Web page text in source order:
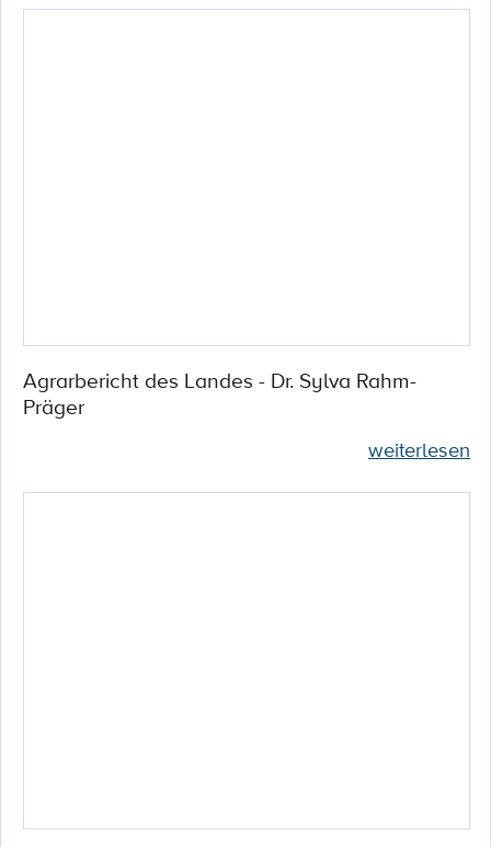
Agrarbericht des Landes - Dr. Sylva Rahm-
Präger
weiterlesen